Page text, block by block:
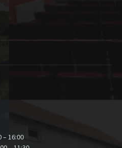
– 16:00